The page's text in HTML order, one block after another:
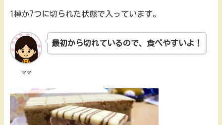
1棹が7つに切られた状態で入っています。
ママ
最初から切れているので、食べやすいよ！